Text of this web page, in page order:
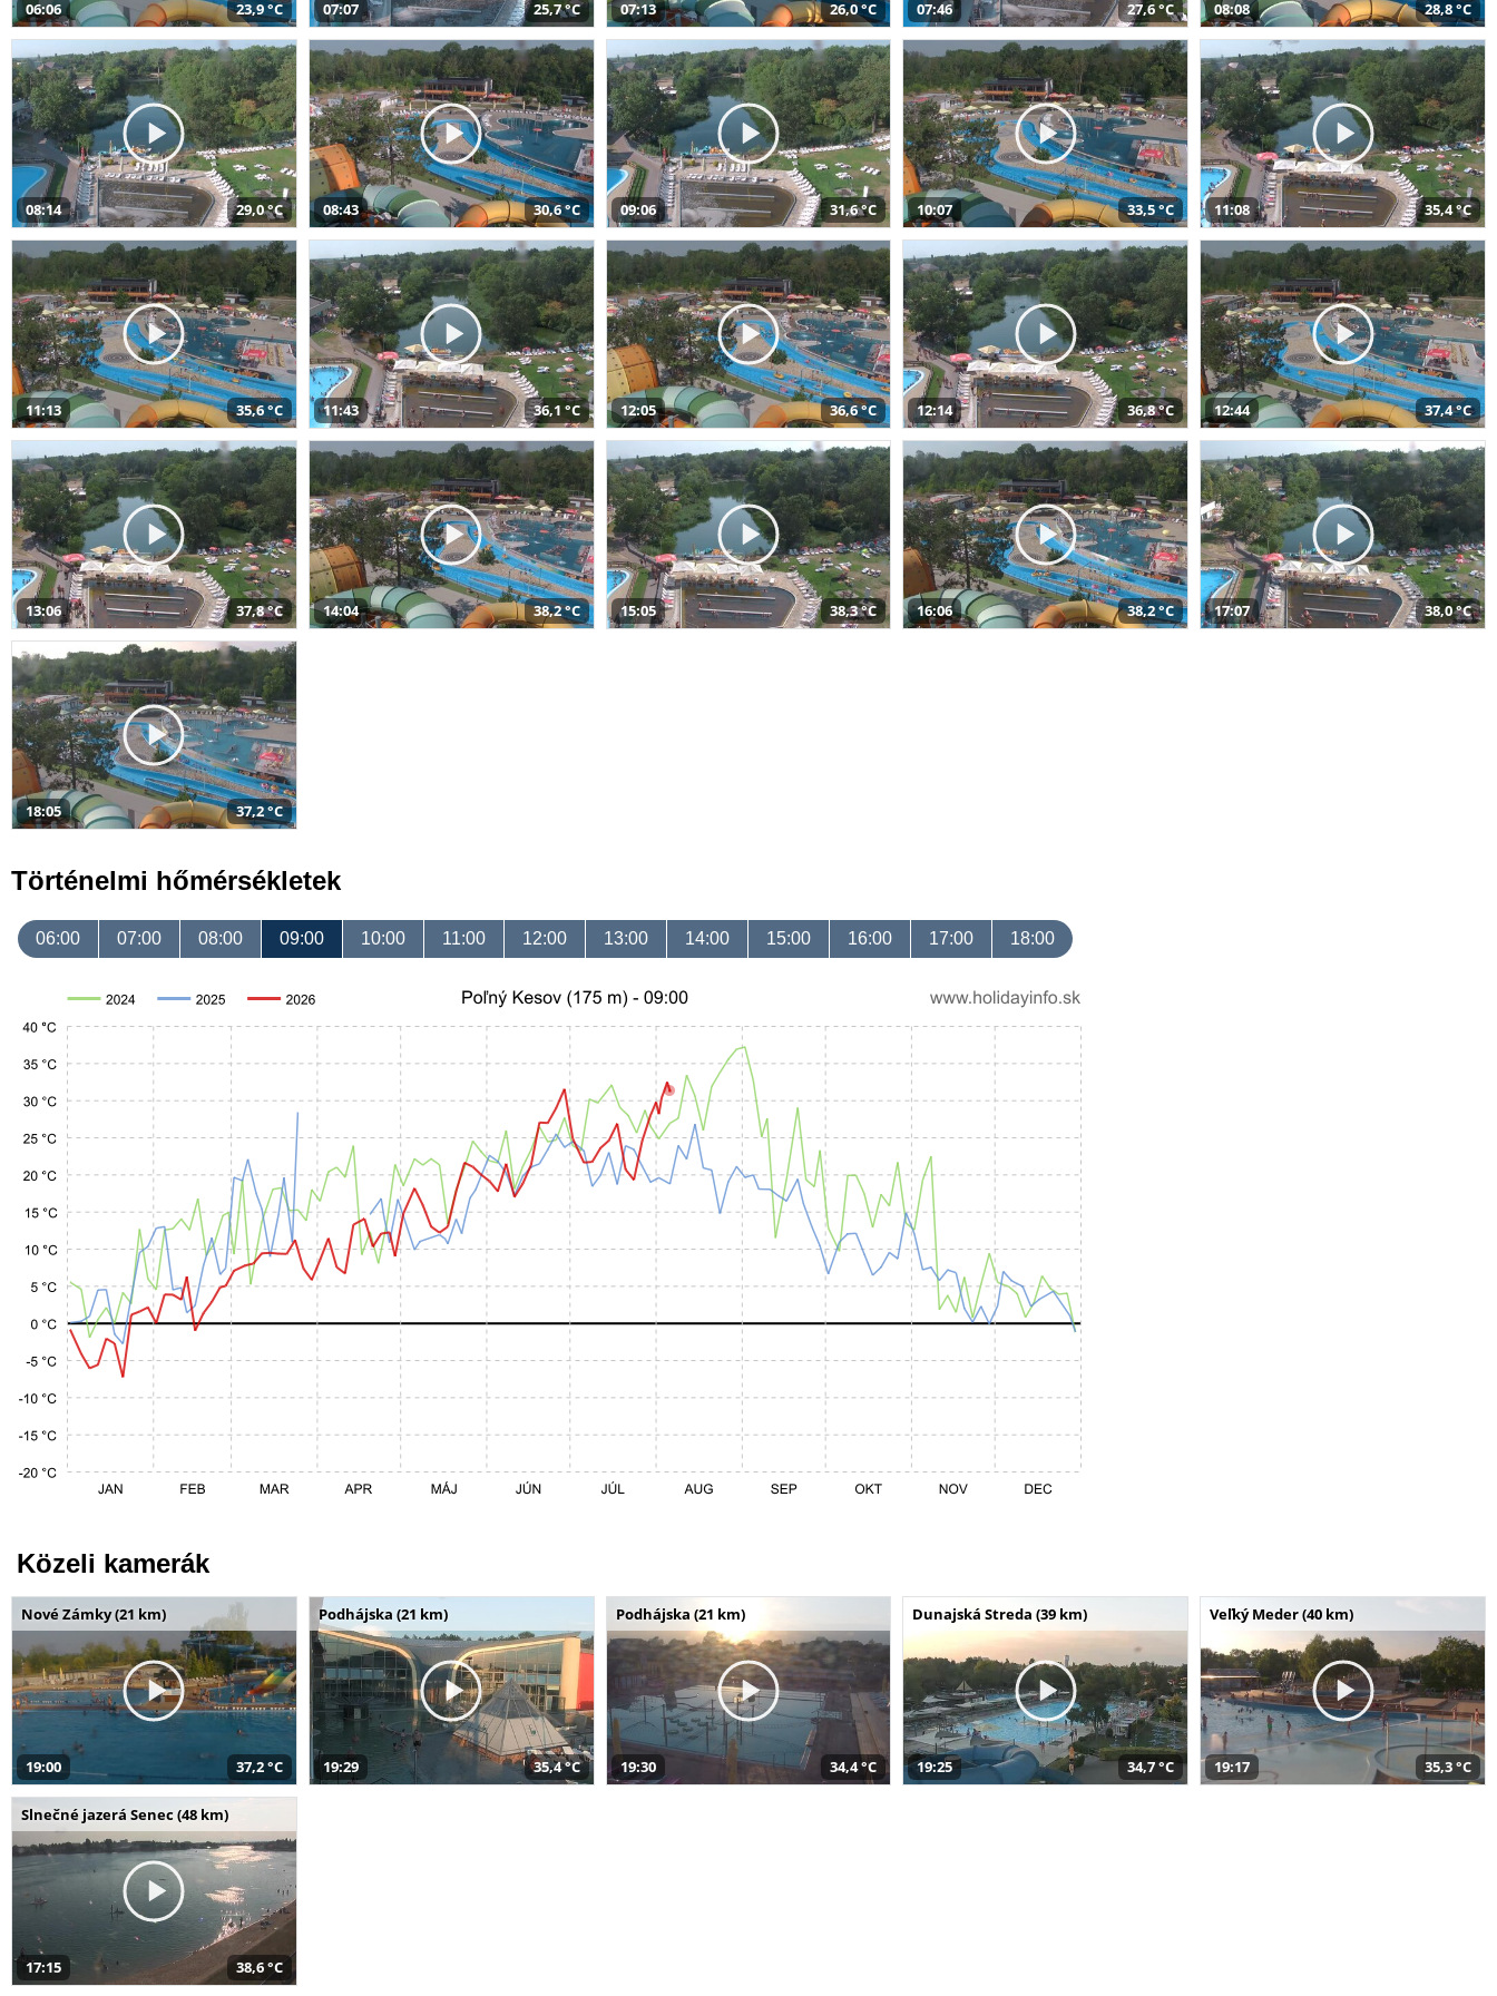
06:06 23,9 °C 07:07 25,7 °C 07:13 26,0 °C 07:46 27,6 °C 08:08 28,8 °C
08:14 29,0 °C 08:43 30,6 °C 09:06 31,6 °C 10:07 33,5 °C 11:08 35,4 °C
11:13 35,6 °C 11:43 36,1 °C 12:05 36,6 °C 12:14 36,8 °C 12:44 37,4 °C
13:06 37,8 °C 14:04 38,2 °C 15:05 38,3 °C 16:06 38,2 °C 17:07 38,0 °C
18:05 37,2 °C
Történelmi hőmérsékletek
06:00 07:00 08:00 09:00 10:00 11:00 12:00 13:00 14:00 15:00 16:00 17:00 18:00
Közeli kamerák
Nové Zámky (21 km)
19:00 37,2 °C
Podhájska (21 km)
19:29 35,4 °C
Podhájska (21 km)
19:30 34,4 °C
Dunajská Streda (39 km)
19:25 34,7 °C
Veľký Meder (40 km)
19:17 35,3 °C
Slnečné jazerá Senec (48 km)
17:15 38,6 °C